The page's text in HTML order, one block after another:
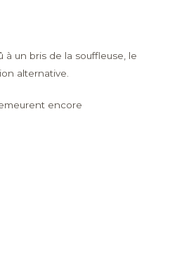
un bris de la souffleuse, le
alternative.
encore